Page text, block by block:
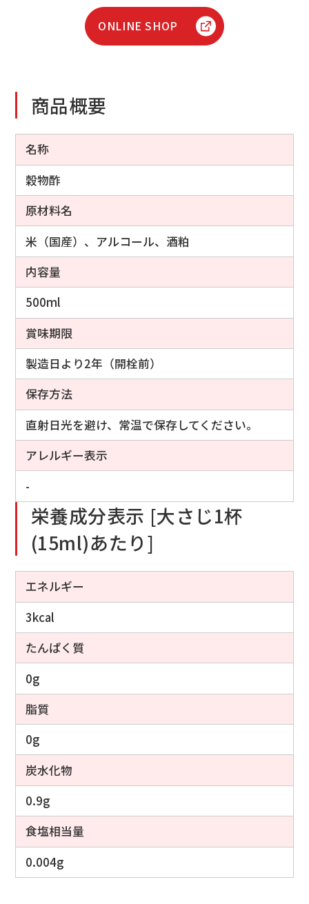
ONLINE SHOP
商品概要
名称
穀物酢
原材料名
米（国産）、アルコール、酒粕
内容量
500ml
賞味期限
製造日より2年（開栓前）
保存方法
直射日光を避け、常温で保存してください。
アレルギー表示
-
栄養成分表示 [大さじ1杯
(15ml)あたり]
エネルギー
3kcal
たんぱく質
0g
脂質
0g
炭水化物
0.9g
食塩相当量
0.004g